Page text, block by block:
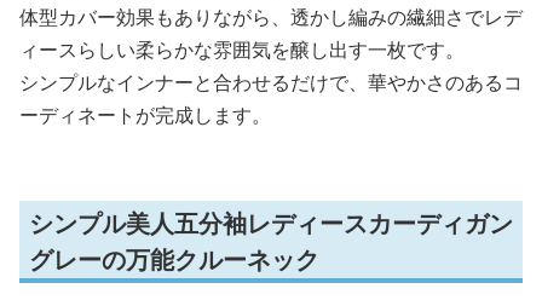
体型カバー効果もありながら、透かし編みの繊細さでレデ
ィースらしい柔らかな雰囲気を醸し出す一枚です。
シンプルなインナーと合わせるだけで、華やかさのあるコ
ーディネートが完成します。
シンプル美人五分袖レディースカーディガン
グレーの万能クルーネック